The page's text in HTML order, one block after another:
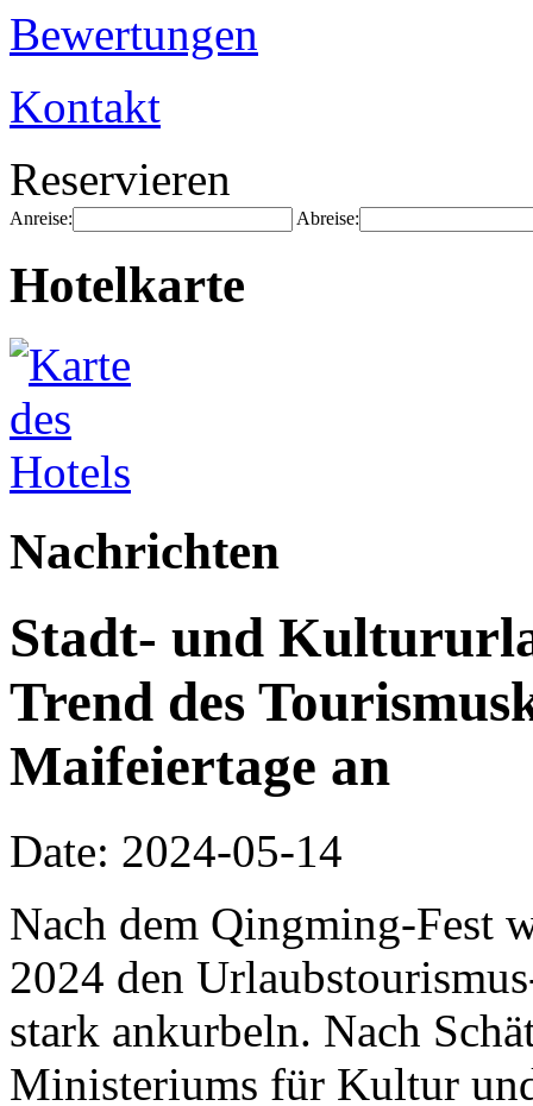
Bewertungen
Kontakt
Reservieren
Anreise: Abreise:
Hotelkarte
Nachrichten
Stadt- und
Trend des
Maifeiertage an
Date: 2024-05-14
Nach dem Qingming-Fest
2024 den
stark ankurbeln. Nach
Ministeriums für Kultur